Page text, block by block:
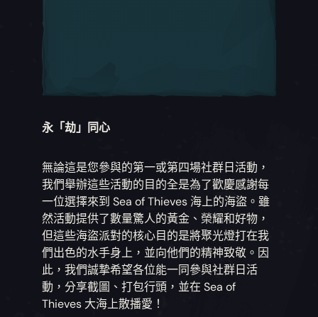
永「劫」同心
無論這是您參與的第一或第四場社群日活動，
我們舉辦這些活動的目的全是為了歡慶感謝每
一位選擇來到 Sea of Thieves 海上的海盜。雖
然活動提供了數量驚人的黃金、榮耀和好物，
但這些海盜派對的核心目的是將聚光燈打在我
們出色的水手身上，並向他們的精神致敬。因
此，我們誠摯希望各位能一同參與社群日活
動，分享截圖、打包行頭，並在 Sea of
Thieves 大海上散播愛！